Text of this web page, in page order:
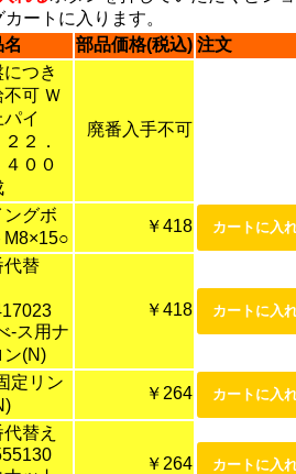
ートに入ります。
部品価格(税込) 注文
につき
不可 Ｗ
パイ
２．
４００
廃番入手不可
ングボ
M8×15○
￥418
代替
-ス用ナ
ン(N)
￥418
定リン
￥264
替え
￥264